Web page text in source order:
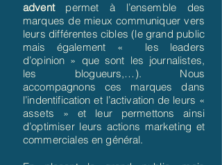
advent permet à l’ensemble des
marques de mieux communiquer vers
leurs différentes cibles (le grand public
mais également « les leaders
d’opinion » que sont les journalistes,
les blogueurs,…). Nous
accompagnons ces marques dans
l’indentification et l’activation de leurs «
assets » et leur permettons ainsi
d’optimiser leurs actions marketing et
commerciales en général.